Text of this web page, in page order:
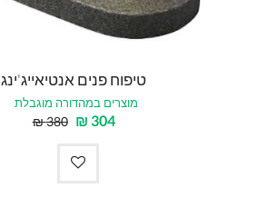
טיפוח פנים אנטיאייג'ינג
מוצרים במהדורה מוגבלת
304
₪
380
₪